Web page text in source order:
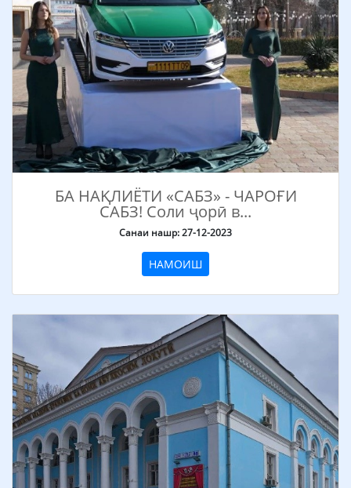
БА НАҚЛИЁТИ «САБЗ» - ЧАРОҒИ
САБЗ! Соли ҷорӣ в...
Санаи нашр: 27-12-2023
НАМОИШ